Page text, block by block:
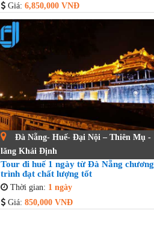
Giá:6,850,000 VNĐ
Đà Nẵng- Huế- Đại Nội – Thiên Mụ -
lăng Khải Định
Tour đi huế 1 ngày từ Đà Nẵng chương
trình đạt chất lượng tốt
Thời gian: 1 ngày
Giá:850,000 VNĐ